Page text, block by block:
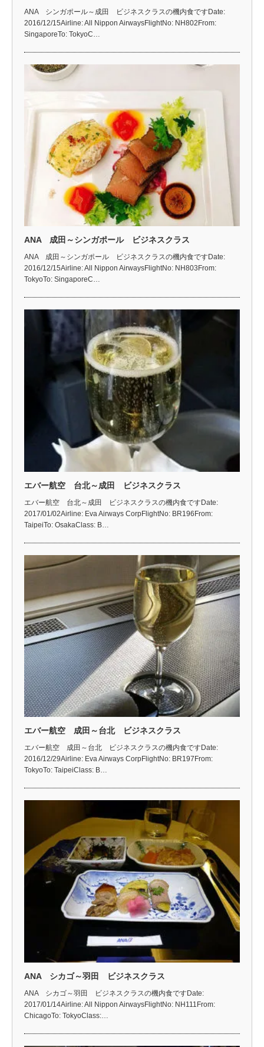
ANA シンガポール～成田 ビジネスクラスの機内食ですDate:
2016/12/15Airline: All Nippon AirwaysFlightNo: NH802From:
SingaporeTo: TokyoC…
ANA 成田～シンガポール ビジネスクラス
ANA 成田～シンガポール ビジネスクラスの機内食ですDate:
2016/12/15Airline: All Nippon AirwaysFlightNo: NH803From:
TokyoTo: SingaporeC…
エバー航空 台北～成田 ビジネスクラス
エバー航空 台北～成田 ビジネスクラスの機内食ですDate:
2017/01/02Airline: Eva Airways CorpFlightNo: BR196From:
TaipeiTo: OsakaClass: B…
エバー航空 成田～台北 ビジネスクラス
エバー航空 成田～台北 ビジネスクラスの機内食ですDate:
2016/12/29Airline: Eva Airways CorpFlightNo: BR197From:
TokyoTo: TaipeiClass: B…
ANA シカゴ～羽田 ビジネスクラス
ANA シカゴ～羽田 ビジネスクラスの機内食ですDate:
2017/01/14Airline: All Nippon AirwaysFlightNo: NH111From:
ChicagoTo: TokyoClass:…